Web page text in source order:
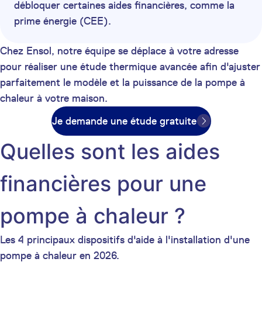
débloquer certaines aides financières, comme la
prime énergie (CEE).
Chez Ensol, notre équipe se déplace à votre adresse
pour réaliser une étude thermique avancée afin d'ajuster
parfaitement le modèle et la puissance de la pompe à
chaleur à votre maison.
Je demande une étude gratuite
Quelles sont les aides
financières pour une
pompe à chaleur ?
Les 4 principaux dispositifs d'aide à l'installation d'une
pompe à chaleur en 2026.